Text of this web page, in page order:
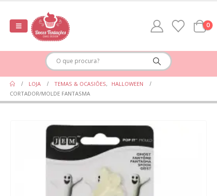
0
LOJA TEMAS & OCASIÕES,
HALLOWEEN
CORTADOR/MOLDE FANTASMA